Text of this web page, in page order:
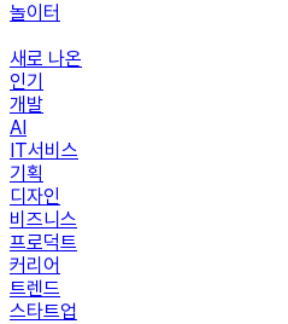
놀이터
새로 나온
인기
개발
AI
IT서비스
기획
디자인
비즈니스
프로덕트
커리어
트렌드
스타트업